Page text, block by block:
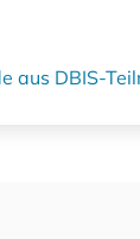
aus DBIS-